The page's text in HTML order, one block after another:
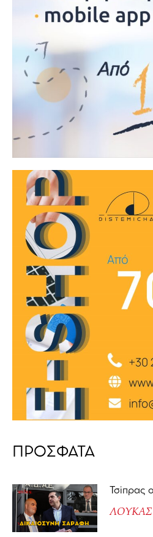
ΠΡΟΣΦΑΤΑ
Τσίπρας
ΛΟΥΚΑΣ